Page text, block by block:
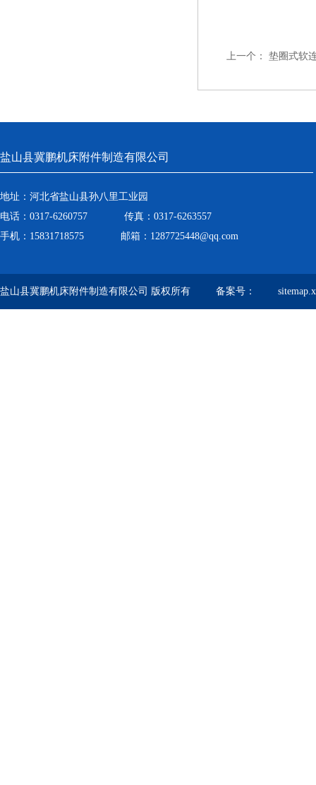
上一个： 垫圈式软
盐山县冀鹏机床附件制造有限公司
地址：河北省盐山县孙八里工业园
电话：0317-6260757 传真：0317-6263557
手机：15831718575 邮箱：1287725448@qq.com
盐山县冀鹏机床附件制造有限公司 版权所有 备案号：